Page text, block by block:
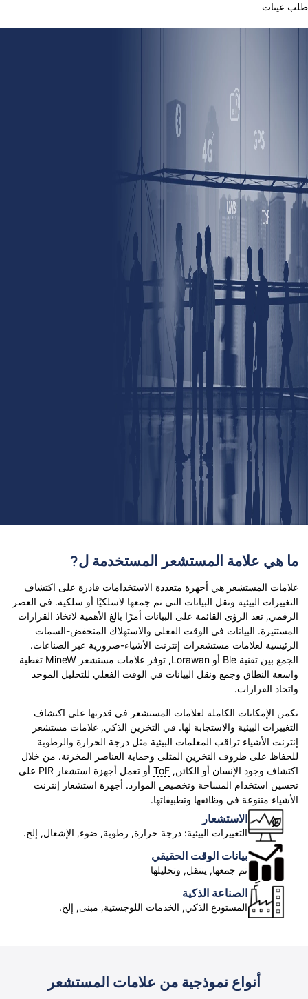
طلب عينات
ما هي علامة المستشعر المستخدمة ل?
علامات المستشعر هي أجهزة متعددة الاستخدامات قادرة على اكتشاف
التغييرات البيئية ونقل البيانات التي تم جمعها لاسلكيًا أو سلكية. في العصر
الرقمي, تعد الرؤى القائمة على البيانات أمرًا بالغ الأهمية لاتخاذ القرارات
المستنيرة. البيانات في الوقت الفعلي والاستهلاك المنخفض-السمات
الرئيسية لعلامات مستشعرات إنترنت الأشياء-ضرورية عبر الصناعات.
الجمع بين تقنية Ble أو Lorawan, توفر علامات مستشعر MineW تغطية
واسعة النطاق وجمع ونقل البيانات في الوقت الفعلي للتحليل الموحد
واتخاذ القرارات.
تكمن الإمكانات الكاملة لعلامات المستشعر في قدرتها على اكتشاف
التغييرات البيئية والاستجابة لها. في التخزين الذكي, علامات مستشعر
إنترنت الأشياء تراقب المعلمات البيئية مثل درجة الحرارة والرطوبة
للحفاظ على ظروف التخزين المثلى وحماية العناصر المخزنة. من خلال
اكتشاف وجود الإنسان أو الكائن, ToF
أو تعمل أجهزة استشعار PIR على
تحسين استخدام المساحة وتخصيص الموارد. أجهزة استشعار إنترنت
الأشياء متنوعة في وظائفها وتطبيقاتها.
الاستشعار
التغييرات البيئية: درجة حرارة, رطوبة, ضوء, الإشغال, إلخ.
بيانات الوقت الحقيقي
تم جمعها, ينتقل, وتحليلها
الصناعة الذكية
المستودع الذكي, الخدمات اللوجستية, مبنى, إلخ.
أنواع نموذجية من علامات المستشعر